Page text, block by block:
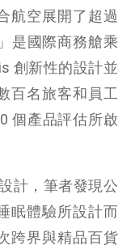
航空展開了超過
是國際商務艙乘
創新性的設計並
百名旅客和員工
個產品評估所啟
計，筆者發現公
眠體驗所設計而
跨界與精品百貨